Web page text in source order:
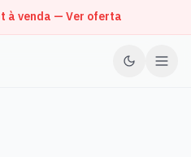
à venda — Ver oferta